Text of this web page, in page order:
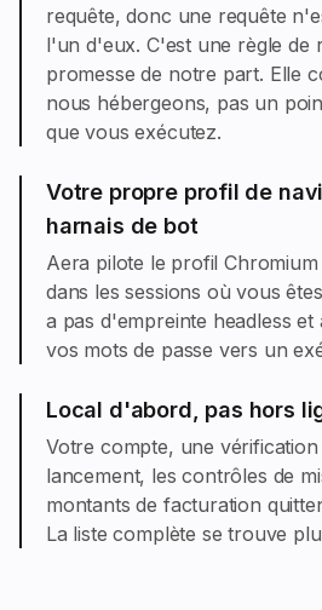
requête, donc une requête
l'un d'eux. C'est une règle de
promesse de notre part. Elle
nous hébergeons, pas un
que vous exécutez.
Votre propre profil de
harnais de bot
Aera pilote le profil
dans les sessions où vous
a pas d'empreinte headless
vos mots de passe vers un
Local d'abord, pas hors
Votre compte, une vérification
lancement, les contrôles de
montants de facturation
La liste complète se trouve